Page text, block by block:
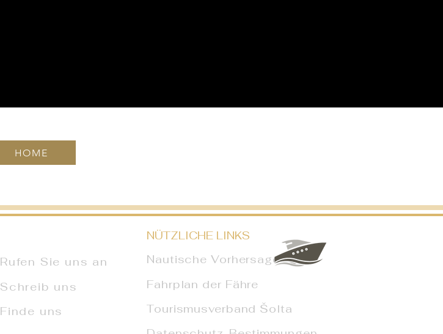
HOME
Rufen Sie uns an
Schreib uns
Finde uns
NÜTZLICHE LINKS
Nautische Vorhersage
Fahrplan der Fähre
Tourismusverband Šolta